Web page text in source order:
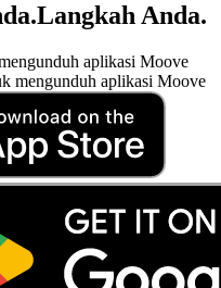
.Langkah Anda.
aplikasi Moove